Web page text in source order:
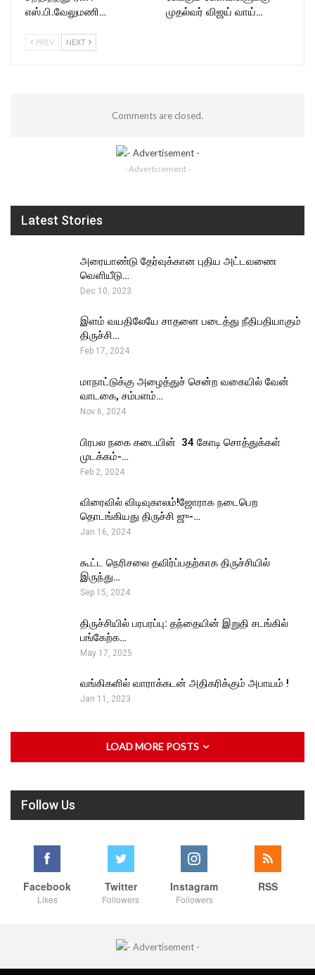
எஸ்.பி.வேலுமணி…
முதல்வர் விஜய் வாய்…
PREV NEXT
Comments are closed.
- Advertisement -
Latest Stories
அரையாண்டு தேர்வுக்கான புதிய அட்டவணை
வெளியீடு…
Dec 10, 2023
இளம் வயதிலேயே சாதனை படைத்து நீதிபதியாகும்
திருச்சி…
Feb 17, 2024
மாநாட்டுக்கு அழைத்துச் சென்ற வகையில் வேன்
வாடகை, சம்பளம்…
Nov 6, 2024
பிரபல நகை கடையின் ₹ 34 கோடி சொத்துக்கள்
முடக்கம்-…
Feb 2, 2024
விரைவில் விடிவுகாலம்!ஜோராக நடைபெற
தொடங்கியது திருச்சி ஜு-…
Jan 16, 2024
கூட்ட நெரிசலை தவிர்ப்பதற்காக திருச்சியில்
இருந்து…
Sep 15, 2024
திருச்சியில் பரபரப்பு: தந்தையின் இறுதி சடங்கில்
பங்கேற்க…
May 17, 2025
வங்கிகளில் வாராக்கடன் அதிகரிக்கும் அபாயம் !
Jan 11, 2023
LOAD MORE POSTS
Follow Us
Facebook
Likes
Twitter
Followers
Instagram
Followers
RSS